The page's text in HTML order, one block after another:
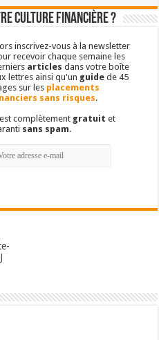
culture financière ?
inscrivez-vous à la newsletter
recevoir chaque semaine les
articles dans votre boîte
lettres ainsi qu'un guide de 45
sur les placements
sans risques.
complètement gratuit et
sans spam.